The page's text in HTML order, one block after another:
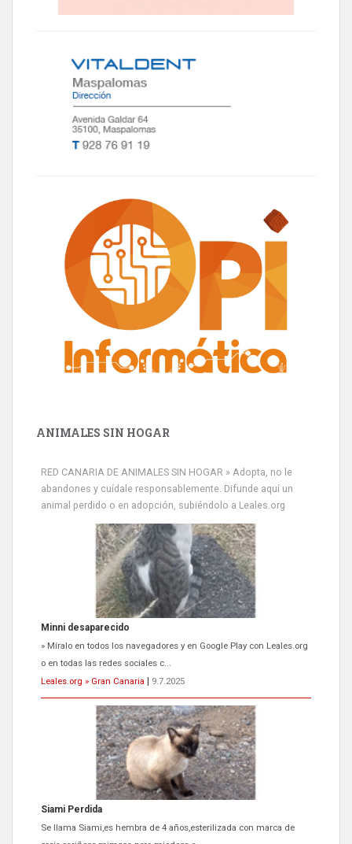
ANIMALES SIN HOGAR
RED CANARIA DE ANIMALES SIN HOGAR » Adopta, no le
abandones y cuídale responsablemente. Difunde aquí un
animal perdido o en adopción, subiéndolo a Leales.org
Minni desaparecido
» Míralo en todos los navegadores y en Google Play con Leales.org
o en todas las redes sociales c...
Leales.org » Gran Canaria
9.7.2025
Siami Perdida
Se llama Siami,es hembra de 4 años,esterilizada con marca de